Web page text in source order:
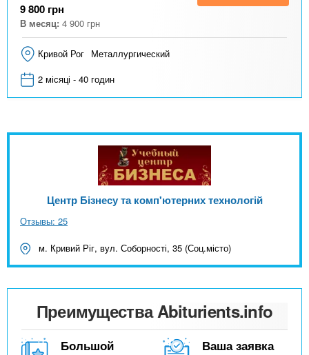
9 800 грн
В месяц: 4 900 грн
Кривой Рог Металлургический
2 місяці - 40 годин
Центр Бізнесу та комп'ютерних технологій
Отзывы: 25
м. Кривий Ріг, вул. Соборності, 35 (Соц.місто)
Преимущества Abiturients.info
Большой
Ваша заявка